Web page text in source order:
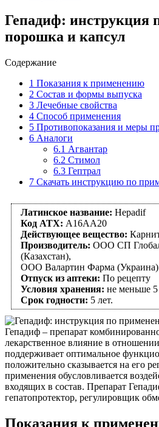
Гепадиф: инструкция
порошка и капсул
Содержание
1 Показания к применению
2 Состав и формы выпуска
3 Лечебные свойства
4 Способ применения
5 Противопоказания и меры
6 Аналоги
6.1 Агвантар
6.2 Стимол
6.3 Гептрал
7 Скачать инструкцию по
Латинское название: Hepadif
Код АТХ: A16AA20
Действующее вещество:
Производитель: ООО СП
(Казахстан),
ООО Валартин Фарма (Украина)
Отпуск из аптеки: По рецепту
Условия хранения: не меньше 5
Срок годности: 5 лет.
Гепадиф – препарат
лекарственное влияние в
поддерживает оптимальное
положительно сказывается на его
применения обусловливается
входящих в состав. Препарат
гепатопротектор, регулировщик
Показания к